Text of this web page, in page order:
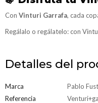
Con Vinturi Garrafa, cada
Regálalo o regálatelo: con
Detalles del
Marca
Pablo
Referencia